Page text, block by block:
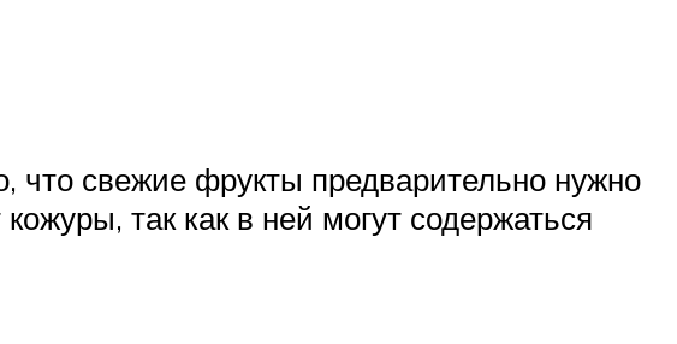
что свежие фрукты предварительно нужно
так как в ней могут содержаться